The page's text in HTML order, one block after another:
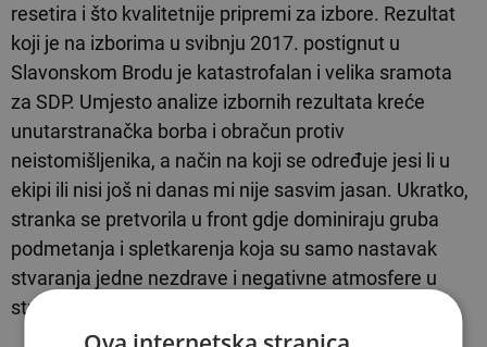
resetira i što kvalitetnije pripremi za izbore. Rezultat
koji je na izborima u svibnju 2017. postignut u
Slavonskom Brodu je katastrofalan i velika sramota
za SDP. Umjesto analize izbornih rezultata kreće
unutarstranačka borba i obračun protiv
neistomišljenika, a način na koji se određuje jesi li u
ekipi ili nisi još ni danas mi nije sasvim jasan. Ukratko,
stranka se pretvorila u front gdje dominiraju gruba
podmetanja i spletkarenja koja su samo nastavak
stvaranja jedne nezdrave i negativne atmosfere u
stranci", napisao je tad.